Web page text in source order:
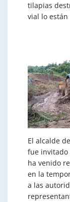
tilapias
vial lo
El alcalde
fue invitado
ha venido
en la
a las